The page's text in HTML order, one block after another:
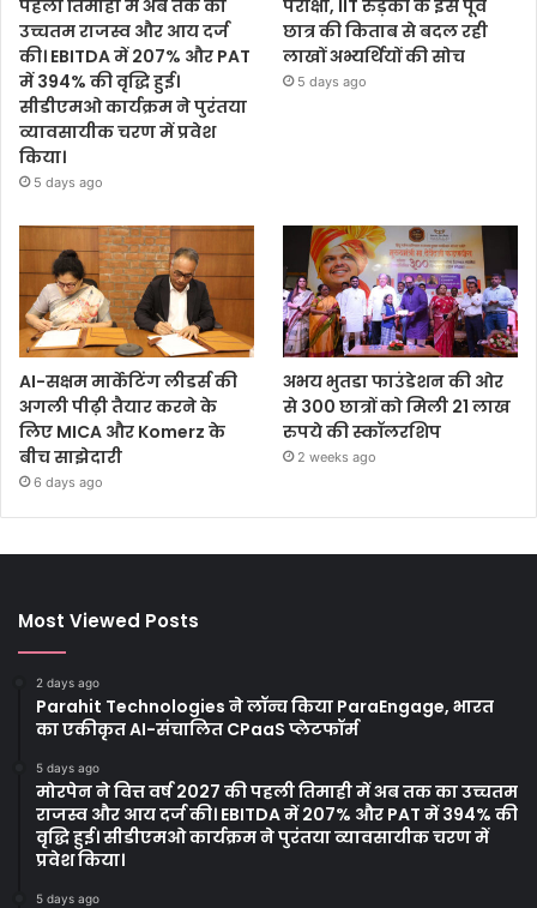
पहली तिमाही में अब तक का
उच्चतम राजस्व और आय दर्ज
की। EBITDA में 207% और PAT
में 394% की वृद्धि हुई।
सीडीएमओ कार्यक्रम ने पुरंतया
व्यावसायीक चरण में प्रवेश
किया।
5 days ago
परीक्षा, IIT रुड़की के इस पूर्व
छात्र की किताब से बदल रही
लाखों अभ्यर्थियों की सोच
5 days ago
AI-सक्षम मार्केटिंग लीडर्स की
अगली पीढ़ी तैयार करने के
लिए MICA और Komerz के
बीच साझेदारी
6 days ago
अभय भुतडा फाउंडेशन की ओर
से 300 छात्रों को मिली 21 लाख
रुपये की स्कॉलरशिप
2 weeks ago
Most Viewed Posts
2 days ago
Parahit Technologies ने लॉन्च किया ParaEngage, भारत
का एकीकृत AI-संचालित CPaaS प्लेटफॉर्म
5 days ago
मोरपेन ने वित्त वर्ष 2027 की पहली तिमाही में अब तक का उच्चतम
राजस्व और आय दर्ज की। EBITDA में 207% और PAT में 394% की
वृद्धि हुई। सीडीएमओ कार्यक्रम ने पुरंतया व्यावसायीक चरण में
प्रवेश किया।
5 days ago